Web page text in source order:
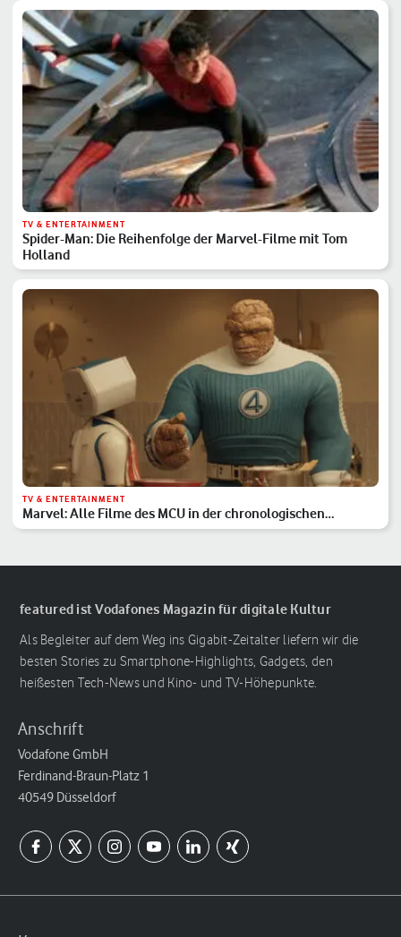
TV & ENTERTAINMENT
Spider-Man: Die Reihenfolge der Marvel-Filme mit Tom
Holland
TV & ENTERTAINMENT
Marvel: Alle Filme des MCU in der chronologischen
Reihenfolge
featured ist Vodafones Magazin für digitale Kultur
Als Begleiter auf dem Weg ins Gigabit-Zeitalter liefern wir die
besten Stories zu Smartphone-Highlights, Gadgets, den
heißesten Tech-News und Kino- und TV-Höhepunkte.
Anschrift
Vodafone GmbH
Ferdinand-Braun-Platz 1
40549 Düsseldorf